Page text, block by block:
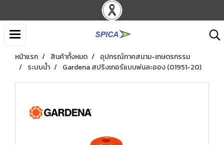
หน้าแรก สินค้าทั้งหมด
อุปกรณ์ภาคสนาม-เกษตรกรรม
ระบบน้ำ
Gardena สปริงเกอร์แบบพ่นละออง (01951-20)